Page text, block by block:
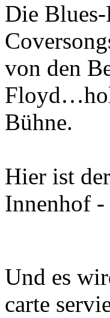
Die
von den
Bühne.
Hier ist
Innenhof -
Und es
carte